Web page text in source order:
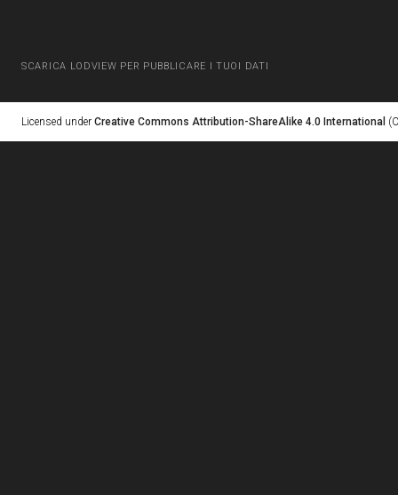
SCARICA LODVIEW PER PUBBLICARE I TUOI DATI
Licensed under Creative Commons Attribution-ShareAlike 4.0 International